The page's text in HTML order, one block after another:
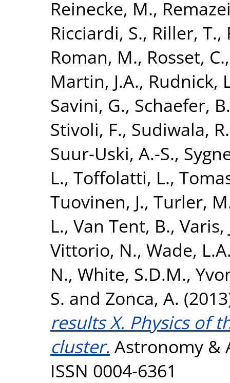
Reinecke, M.,
Ricciardi, S., Riller, T.,
Roman, M., Rosset, C.
Martin, J.A., Rudnick,
Savini, G., Schaefer,
Stivoli, F., Sudiwala, R.
Suur-Uski, A.-S.,
L., Toffolatti, L.,
Tuovinen, J., Turler,
L., Van Tent, B., Varis,
Vittorio, N., Wade,
N., White, S.D.M.,
S. and Zonca, A.
results X. Physics of
cluster. Astronomy &
ISSN 0004-6361